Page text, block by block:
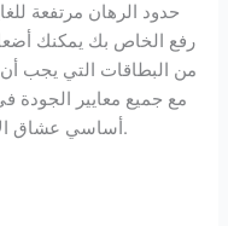
حدود الرهان مرتفعة
رفع الخاص بك يمكنك
من البطاقات التي يجب أن
مع جميع معايير الجودة
أساسي عشاق الأساطير الرياضية والسهام وبوبي جورج.